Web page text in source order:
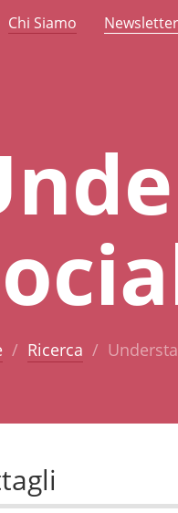
Chi Siamo Newsletter
Ricerca